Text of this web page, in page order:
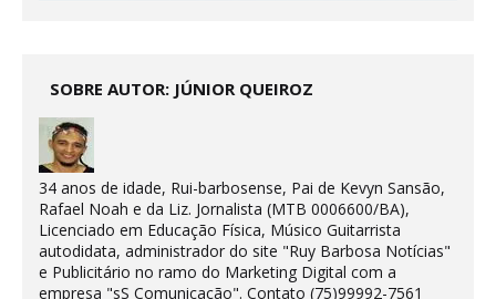
SOBRE AUTOR: JÚNIOR QUEIROZ
34 anos de idade, Rui-barbosense, Pai de Kevyn Sansão,
Rafael Noah e da Liz. Jornalista (MTB 0006600/BA),
Licenciado em Educação Física, Músico Guitarrista
autodidata, administrador do site "Ruy Barbosa Notícias"
e Publicitário no ramo do Marketing Digital com a
empresa "sS Comunicação". Contato (75)99992-7561